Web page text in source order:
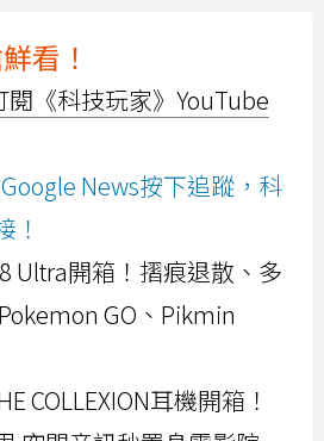
看！
閱《科技玩家》YouTube
News按下追蹤，科
！
Ultra開箱！摺痕退散、多
GO、Pikmin
COLLEXION耳機開箱！